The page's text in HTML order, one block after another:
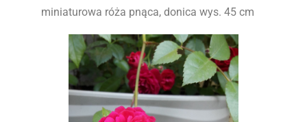
miniaturowa róża pnąca, donica wys. 45 cm